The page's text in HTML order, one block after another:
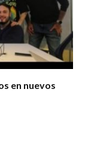
en nuevos